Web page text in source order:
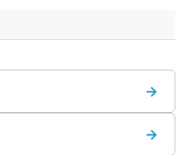
→
→